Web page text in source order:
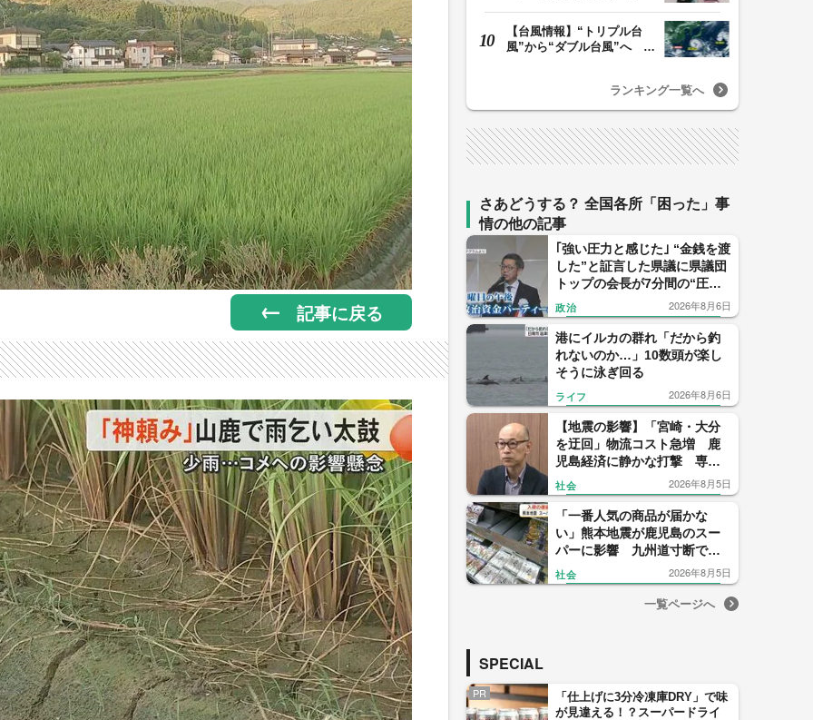
記事に戻る
【台風情報】“トリプル台
風”から“ダブル台風”へ 13
ランキング一覧へ
さあどうする？ 全国各所「困った」事
情の他の記事
｢強い圧力と感じた｣ “金銭を渡
した”と証言した県議に県議団
トップの会長が7分間の“圧
力？電話” ｢感情的になった｣
【福岡発】
政治 2026年8月6日
港にイルカの群れ「だから釣
れないのか…」10数頭が楽し
そうに泳ぎ回る
ライフ 2026年8月6日
【地震の影響】「宮崎・大分
を迂回」物流コスト急増 鹿
児島経済に静かな打撃 専門
家「正常化に想定以上の時
間」
社会 2026年8月5日
「一番人気の商品が届かな
い」熊本地震が鹿児島のスー
パーに影響 九州道寸断で物
流に打撃
社会 2026年8月5日
一覧ページへ
SPECIAL
PR
「仕上げに3分冷凍庫DRY」で味
が見違える！？スーパードライ